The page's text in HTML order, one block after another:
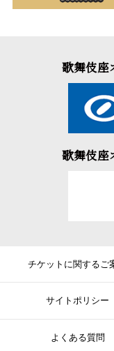
歌舞伎座
歌舞伎座
チケットに関するご
サイトポリシー
よくある質問